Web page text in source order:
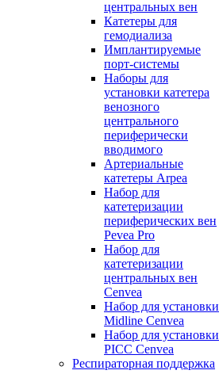
центральных вен
Катетеры для
гемодиализа
Имплантируемые
порт‑системы
Наборы для
установки катетера
венозного
центрального
периферически
вводимого
Артериальные
катетеры Arpea
Набор для
катетеризации
периферических вен
Pevea Pro
Набор для
катетеризации
центральных вен
Cenvea
Набор для установки
Midline Cenvea
Набор для установки
PICC Cenvea
Респираторная поддержка